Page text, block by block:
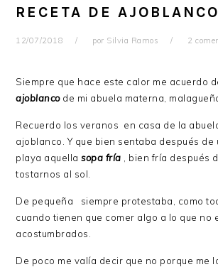
RECETA DE AJOBLANCO
12/07/2018 por Silvia Ramos 2
Siempre que hace este calor me acuerdo
ajoblancode mi abuela materna,
Recuerdo los veranos en casa de la
ajoblanco. Y que bien sentaba después de
playa aquellasopa fría , bien fría después
tostarnos al sol.
De pequeña siempre protestaba, como
cuando tienen que comer algo a lo que no
acostumbrados.
De poco me valía decir que no porque me